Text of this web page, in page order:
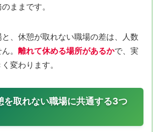
ままです。
、休憩が取れない職場の差は、人数
。 離れて休める場所があるかで、実
変わります。
を取れない職場に共通する3つ